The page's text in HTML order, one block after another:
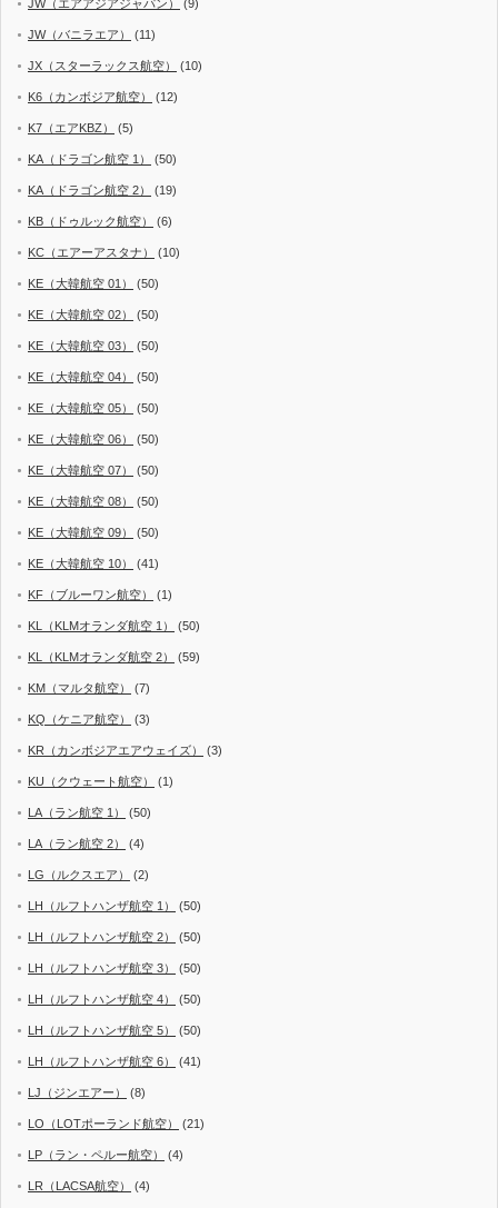
JW（エアアジアジャパン） (9)
JW（バニラエア） (11)
JX（スターラックス航空） (10)
K6（カンボジア航空） (12)
K7（エアKBZ） (5)
KA（ドラゴン航空 1） (50)
KA（ドラゴン航空 2） (19)
KB（ドゥルック航空） (6)
KC（エアーアスタナ） (10)
KE（大韓航空 01） (50)
KE（大韓航空 02） (50)
KE（大韓航空 03） (50)
KE（大韓航空 04） (50)
KE（大韓航空 05） (50)
KE（大韓航空 06） (50)
KE（大韓航空 07） (50)
KE（大韓航空 08） (50)
KE（大韓航空 09） (50)
KE（大韓航空 10） (41)
KF（ブルーワン航空） (1)
KL（KLMオランダ航空 1） (50)
KL（KLMオランダ航空 2） (59)
KM（マルタ航空） (7)
KQ（ケニア航空） (3)
KR（カンボジアエアウェイズ） (3)
KU（クウェート航空） (1)
LA（ラン航空 1） (50)
LA（ラン航空 2） (4)
LG（ルクスエア） (2)
LH（ルフトハンザ航空 1） (50)
LH（ルフトハンザ航空 2） (50)
LH（ルフトハンザ航空 3） (50)
LH（ルフトハンザ航空 4） (50)
LH（ルフトハンザ航空 5） (50)
LH（ルフトハンザ航空 6） (41)
LJ（ジンエアー） (8)
LO（LOTポーランド航空） (21)
LP（ラン・ペルー航空） (4)
LR（LACSA航空） (4)